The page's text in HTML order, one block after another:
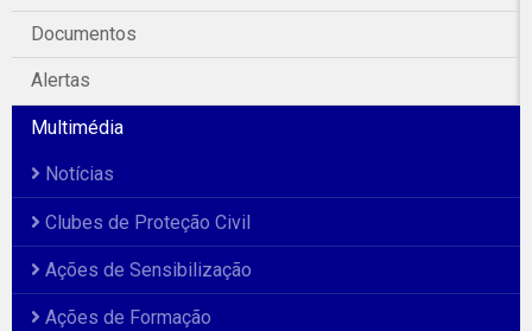
Documentos
Alertas
Multimédia
Notícias
Clubes de Proteção Civil
Ações de Sensibilização
Ações de Formação